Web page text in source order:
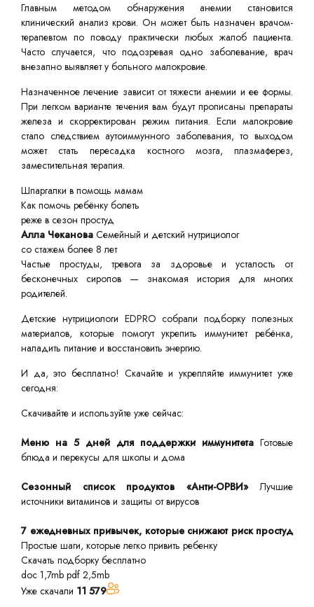
Главным методом обнаружения анемии становится
клинический анализ крови. Он может быть назначен врачом-
терапевтом по поводу практически любых жалоб пациента.
Часто случается, что подозревая одно заболевание, врач
внезапно выявляет у больного малокровие.
Назначенное лечение зависит от тяжести анемии и ее формы.
При легком варианте течения вам будут прописаны препараты
железа и скорректирован режим питания. Если малокровие
стало следствием аутоиммунного заболевания, то выходом
может стать пересадка костного мозга, плазмаферез,
заместительная терапия.
Шпаргалки в помощь мамам
Как помочь ребёнку болеть
реже в сезон простуд
Алла Чеканова Семейный и детский нутрициолог
со стажем более 8 лет
Частые простуды, тревога за здоровье и усталость от
бесконечных сиропов — знакомая история для многих
родителей.
Детские нутрициологи EDPRO собрали подборку полезных
материалов, которые помогут укрепить иммунитет ребёнка,
наладить питание и восстановить энергию.
И да, это бесплатно! Скачайте и укрепляйте иммунитет уже
сегодня:
Скачивайте и используйте уже сейчас:
Меню на 5 дней для поддержки иммунитета Готовые
блюда и перекусы для школы и дома
Сезонный список продуктов «Анти-ОРВИ»
Лучшие
источники витаминов и защиты от вирусов
7 ежедневных привычек, которые снижают риск простуд
Простые шаги, которые легко привить ребенку
Скачать подборку бесплатно
doc 1,7mb pdf 2,5mb
Уже скачали 11 579